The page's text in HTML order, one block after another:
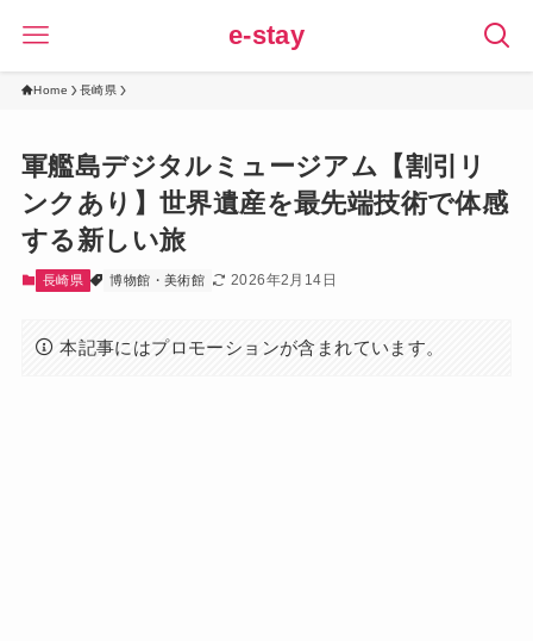
e-stay
Home 長崎県
軍艦島デジタルミュージアム【割引リ
ンクあり】世界遺産を最先端技術で体感
する新しい旅
長崎県 博物館・美術館 2026年2月14日
本記事にはプロモーションが含まれています。